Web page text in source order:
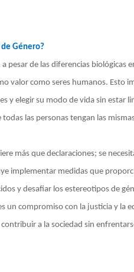
Género?
a pesar de las diferencias
valor como seres humanos. Esto
y elegir su modo de vida sin estar
todas las personas tengan las
más que declaraciones; se
implementar medidas que
y desafiar los estereotipos de
un compromiso con la justicia y la
a la sociedad sin